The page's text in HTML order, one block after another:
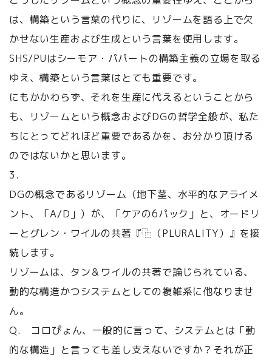
は、構築という言葉の代りに、リゾームを語る上で欠
かせない生産および生成という言葉を使用します。
SHS/PUはシーモア・パパートの構築主義の立場を取る
ゆえ、構築という言葉はとても重要です。
にもかかわらず、それを生産に代えるということから
も、リゾームという概念およびDGの哲学全般が、私た
ちにとってどれほど重要であるかを、お分かり頂ける
のではないかと思います。
3．
DGの概念であるリゾーム（地下茎、水平的なアライメ
ント、「A/D」）が、「ケアの6パック」と、オードリ
ーとグレン・ワイルの共著『⿻（PLURALITY）』を接
続します。
リゾームは、タン＆ワイルの共著で論じられている、
動的な構造かつシステムとしての複雑系に他なりませ
ん。
Q. コロぴょん、一般的に言って、システムとは「動
的な構造」と言っても差し支えないですか？それが正